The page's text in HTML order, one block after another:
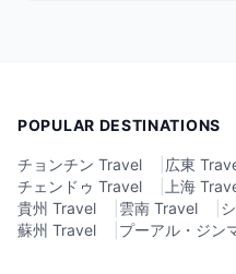
POPULAR DESTINATIONS
チョンチン Travel 広東
チェンドゥ Travel
上海
貴州 Travel
雲南 Travel
蘇州 Travel
プーアル・ジン